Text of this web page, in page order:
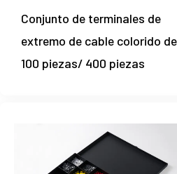
Conjunto de terminales de
extremo de cable colorido de
100 piezas/ 400 piezas